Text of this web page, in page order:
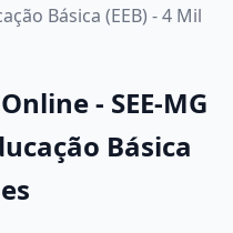
Básica (EEB) - 4 Mil
- SEE-MG
Básica